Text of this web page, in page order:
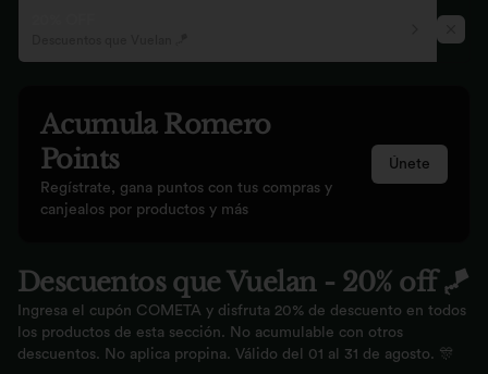
Acumula Romero
Points
Regístrate, gana puntos con tus compras y
canjealos por productos y más
Únete
Descuentos que Vuelan - 20% off 🪁
Ingresa el cupón COMETA y disfruta 20% de descuento en todos
los productos de esta sección. No acumulable con otros
descuentos. No aplica propina. Válido del 01 al 31 de agosto. 🎊